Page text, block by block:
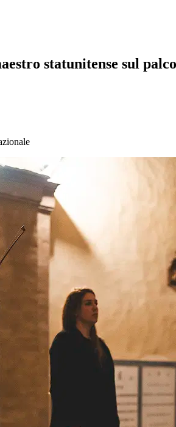
statunitense sul